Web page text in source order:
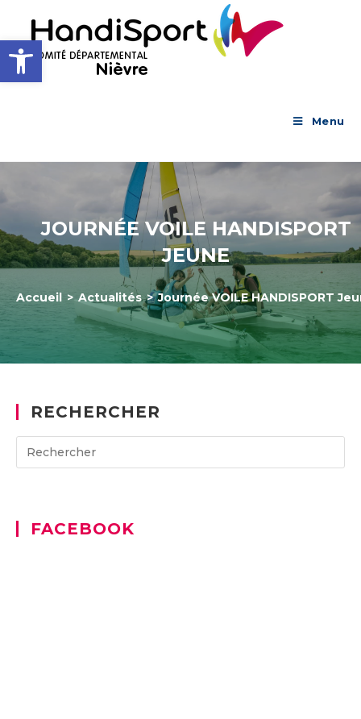
Ouvrir la barre d’outils
content
Menu
JOURNÉE VOILE HANDISPORT
JEUNE
Accueil > Actualités > Journée VOILE HANDISPORT
RECHERCHER
Search
for:
FACEBOOK